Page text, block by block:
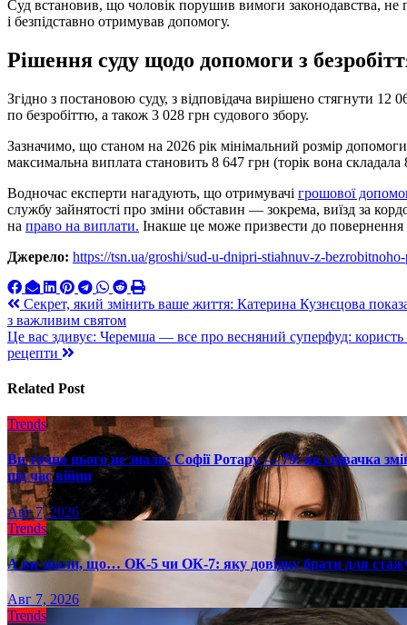
Суд встановив, що чоловік порушив вимоги законодавства,
і безпідставно отримував допомогу.
Рішення суду щодо допомоги з
Згідно з постановою суду, з відповідача вирішено стягнути
по безробіттю, а також 3 028 грн судового збору.
Зазначимо, що станом на 2026 рік мінімальний розмір
максимальна виплата становить 8 647 грн (торік вона складала
Водночас експерти нагадують, що отримувачі грошової
службу зайнятості про зміни обставин — зокрема, виїзд за
на право на виплати. Інакше це може призвести до повернення
Джерело: https://tsn.ua/groshi/sud-u-dnipri-stiahnuv-z-
Навигация
по
записям
Секрет, який змінить ваше життя: Катерина Кузнєцова
з важливим святом
Це вас здивує: Черемша — все про весняний суперфуд: користь
рецепти
Related Post
Trends
Ви точно цього не знали: Софії Ротару — 79: як співачка
під час війни
Авг 7, 2026
Trends
А ви знали, що… ОК-5 чи ОК-7: яку довідку брати для
Авг 7, 2026
Trends